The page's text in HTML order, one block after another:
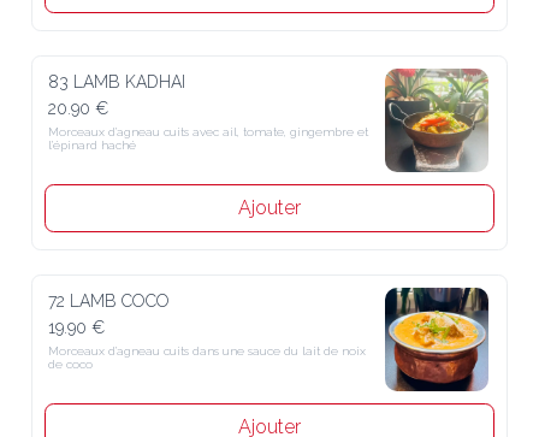
83 LAMB KADHAI
20.90 €
Morceaux d’agneau cuits avec ail, tomate, gingembre et l’épinard
haché
Ajouter
72 LAMB COCO
19.90 €
Morceaux d’agneau cuits dans une sauce du lait de noix de coco
Ajouter